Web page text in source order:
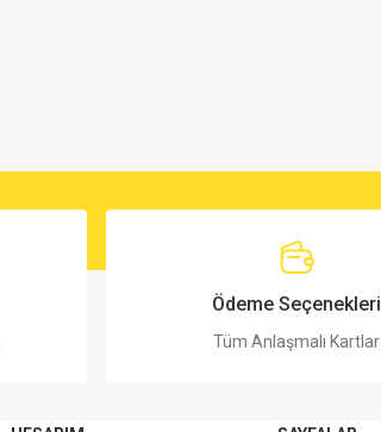
Ödeme Seçenekleri
Tüm Anlaşmalı Kartlar